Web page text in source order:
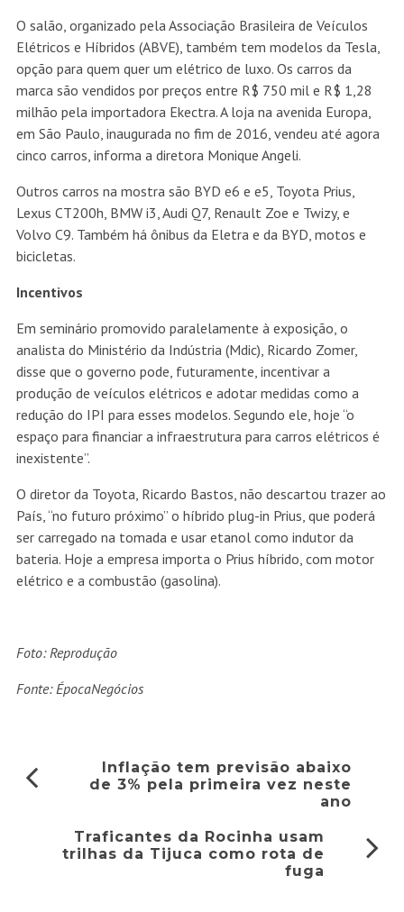
O salão, organizado pela Associação Brasileira de Veículos
Elétricos e Híbridos (ABVE), também tem modelos da Tesla,
opção para quem quer um elétrico de luxo. Os carros da
marca são vendidos por preços entre R$ 750 mil e R$ 1,28
milhão pela importadora Ekectra. A loja na avenida Europa,
em São Paulo, inaugurada no fim de 2016, vendeu até agora
cinco carros, informa a diretora Monique Angeli.
Outros carros na mostra são BYD e6 e e5, Toyota Prius,
Lexus CT200h, BMW i3, Audi Q7, Renault Zoe e Twizy, e
Volvo C9. Também há ônibus da Eletra e da BYD, motos e
bicicletas.
Incentivos
Em seminário promovido paralelamente à exposição, o
analista do Ministério da Indústria (Mdic), Ricardo Zomer,
disse que o governo pode, futuramente, incentivar a
produção de veículos elétricos e adotar medidas como a
redução do IPI para esses modelos. Segundo ele, hoje “o
espaço para financiar a infraestrutura para carros elétricos é
inexistente”.
O diretor da Toyota, Ricardo Bastos, não descartou trazer ao
País, “no futuro próximo” o híbrido plug-in Prius, que poderá
ser carregado na tomada e usar etanol como indutor da
bateria. Hoje a empresa importa o Prius híbrido, com motor
elétrico e a combustão (gasolina).
Foto: Reprodução
Fonte: ÉpocaNegócios
Inflação tem previsão abaixo
de 3% pela primeira vez neste
ano
Traficantes da Rocinha usam
trilhas da Tijuca como rota de
fuga